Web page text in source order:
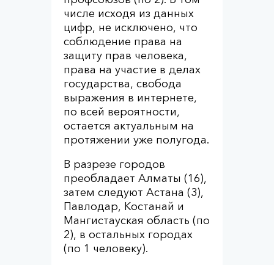
числе исходя из данных
цифр, не исключено, что
соблюдение права на
защиту прав человека,
права на участие в делах
государства, свобода
выражения в интернете,
по всей вероятности,
остается актуальным на
протяжении уже полугода.
В разрезе городов
преобладает Алматы (16),
затем следуют Астана (3),
Павлодар, Костанай и
Мангистауская область (по
2), в остальных городах
(по 1 человеку).